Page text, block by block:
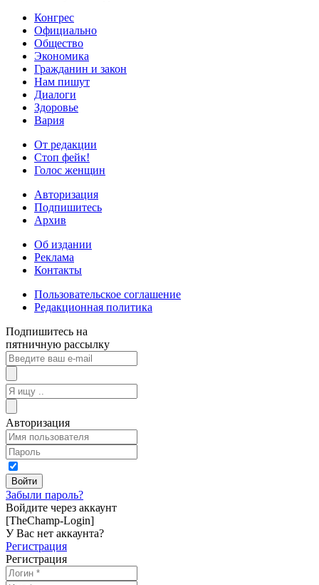
Конгрес
Официально
Общество
Экономика
Гражданин и закон
Нам пишут
Диалоги
Здоровье
Вария
От редакции
Стоп фейк!
Голос женщин
Авторизация
Подпишитесь
Архив
Об издании
Реклама
Контакты
Пользовательское соглашение
Редакционная политика
Подпишитесь на
пятничную рассылку
Авторизация
Забыли пароль?
Войдите через аккаунт
[TheChamp-Login]
У Вас нет аккаунта?
Регистрация
Регистрация